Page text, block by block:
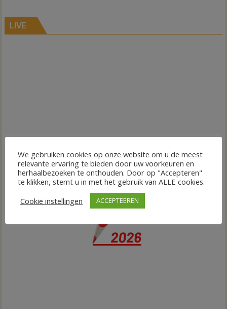
LIVE
We gebruiken cookies op onze website om u de meest
relevante ervaring te bieden door uw voorkeuren en
herhaalbezoeken te onthouden. Door op "Accepteren"
te klikken, stemt u in met het gebruik van ALLE cookies.
Cookie instellingen
ACCEPTEEREN